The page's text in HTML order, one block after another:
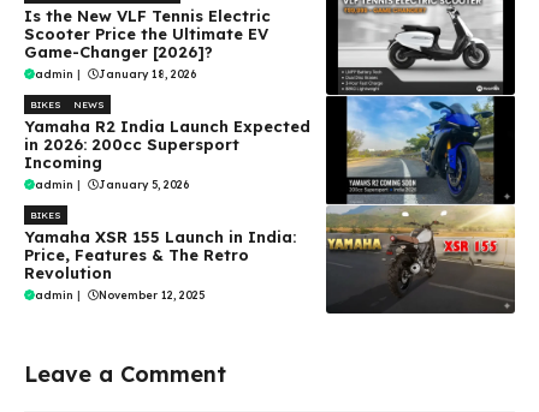
Is the New VLF Tennis Electric
Scooter Price the Ultimate EV
Game-Changer [2026]?
admin January 18, 2026
BIKES NEWS
Yamaha R2 India Launch Expected
in 2026: 200cc Supersport
Incoming
admin | January 5, 2026
BIKES
Yamaha XSR 155 Launch in India:
Price, Features & The Retro
Revolution
admin | November 12, 2025
Leave a Comment